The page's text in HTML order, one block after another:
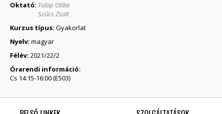
Oktató: Fülöp Otília
Szűcs Zsolt
Kurzus típus: Gyakorlat
Nyelv: magyar
Félév: 2021/22/2
Órarendi információ:
Cs 14:15-16:00 (E503)